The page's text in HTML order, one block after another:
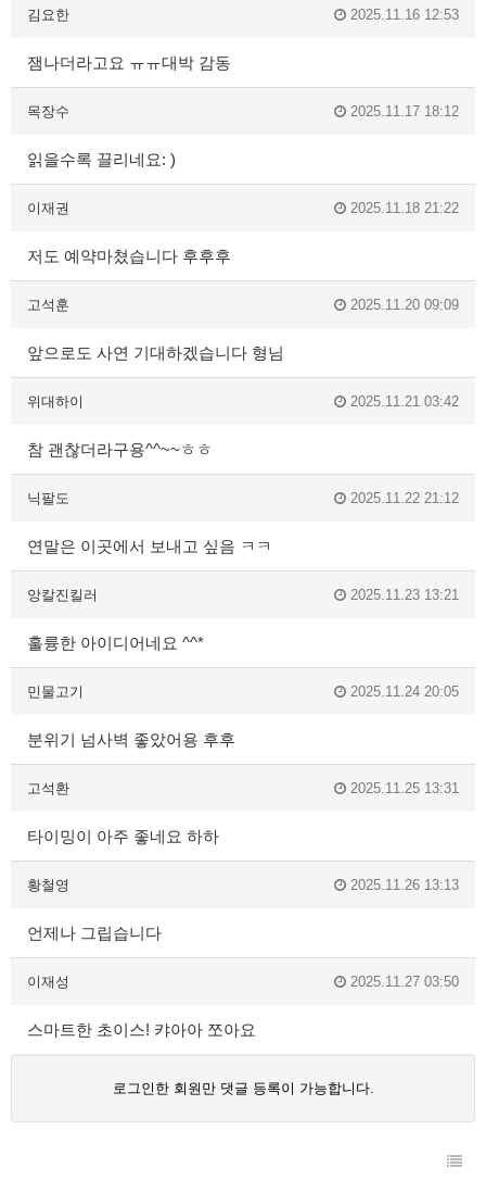
김요한 2025.11.16 12:53
잼나더라고요 ㅠㅠ대박 감동
목장수 2025.11.17 18:12
읽을수록 끌리네요: )
이재권 2025.11.18 21:22
저도 예약마쳤습니다 후후후
고석훈 2025.11.20 09:09
앞으로도 사연 기대하겠습니다 형님
위대하이 2025.11.21 03:42
참 괜찮더라구용^^~~ㅎㅎ
닉팔도 2025.11.22 21:12
연말은 이곳에서 보내고 싶음 ㅋㅋ
앙칼진킬러 2025.11.23 13:21
훌륭한 아이디어네요 ^^*
민물고기 2025.11.24 20:05
분위기 넘사벽 좋았어용 후후
고석환 2025.11.25 13:31
타이밍이 아주 좋네요 하하
황철영 2025.11.26 13:13
언제나 그립습니다
이재성 2025.11.27 03:50
스마트한 초이스! 캬아아 쪼아요
로그인한 회원만 댓글 등록이 가능합니다.